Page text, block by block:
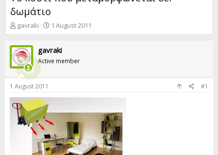
δωμάτιο
T
h
e
a
d
s
t
r
t
e
gavraki
S
t
r
t
a
1 August 2011
gavraki
Active member
1 August 2011 #1